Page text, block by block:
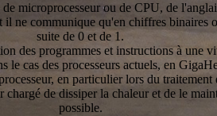
microprocesseur ou de CPU, de
ne communique qu'en chiffres binaires
suite de 0 et de 1.
des programmes et instructions à une
le cas des processeurs actuels, en
en particulier lors du
de dissiper la chaleur et de le
possible.